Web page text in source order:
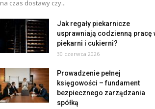
na czas dostawy czy...
Jak regały piekarnicze
usprawniają codzienną pracę
piekarni i cukierni?
30 czerwca 2026
Prowadzenie pełnej
księgowości – fundament
bezpiecznego zarządzania
spółką